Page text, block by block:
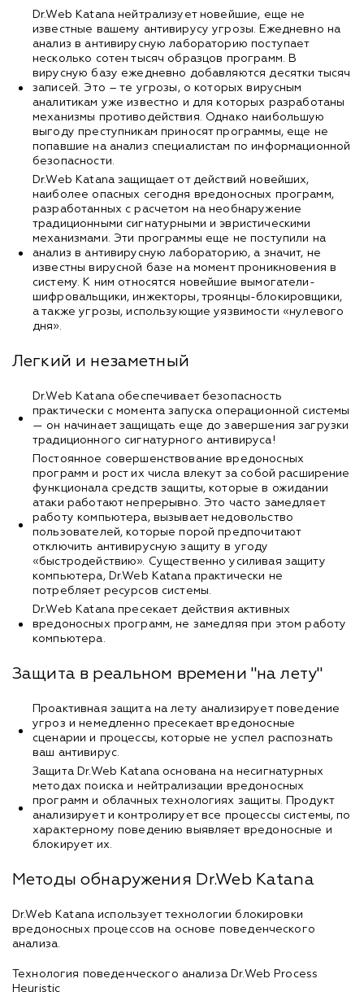
Dr.Web Katana нейтрализует новейшие, еще не
известные вашему антивирусу угрозы. Ежедневно на
анализ в антивирусную лабораторию поступает
несколько сотен тысяч образцов программ. В
вирусную базу ежедневно добавляются десятки тысяч
записей. Это – те угрозы, о которых вирусным
аналитикам уже известно и для которых разработаны
механизмы противодействия. Однако наибольшую
выгоду преступникам приносят программы, еще не
попавшие на анализ специалистам по информационной
безопасности.
Dr.Web Katana защищает от действий новейших,
наиболее опасных сегодня вредоносных программ,
разработанных с расчетом на необнаружение
традиционными сигнатурными и эвристическими
механизмами. Эти программы еще не поступили на
анализ в антивирусную лабораторию, а значит, не
известны вирусной базе на момент проникновения в
систему. К ним относятся новейшие вымогатели-
шифровальщики, инжекторы, троянцы-блокировщики,
а также угрозы, использующие уязвимости «нулевого
дня».
Легкий и незаметный
Dr.Web Katana обеспечивает безопасность
практически с момента запуска операционной системы
— он начинает защищать еще до завершения загрузки
традиционного сигнатурного антивируса!
Постоянное совершенствование вредоносных
программ и рост их числа влекут за собой расширение
функционала средств защиты, которые в ожидании
атаки работают непрерывно. Это часто замедляет
работу компьютера, вызывает недовольство
пользователей, которые порой предпочитают
отключить антивирусную защиту в угоду
«быстродействию». Существенно усиливая защиту
компьютера, Dr.Web Katana практически не
потребляет ресурсов системы.
Dr.Web Katana пресекает действия активных
вредоносных программ, не замедляя при этом работу
компьютера.
Защита в реальном времени "на лету"
Проактивная защита на лету анализирует поведение
угроз и немедленно пресекает вредоносные
сценарии и процессы, которые не успел распознать
ваш антивирус.
Защита Dr.Web Katana основана на несигнатурных
методах поиска и нейтрализации вредоносных
программ и облачных технологиях защиты. Продукт
анализирует и контролирует все процессы системы, по
характерному поведению выявляет вредоносные и
блокирует их.
Методы обнаружения Dr.Web Katana
Dr.Web Katana использует технологии блокировки
вредоносных процессов на основе поведенческого
анализа.
Технология поведенческого анализа Dr.Web Process
Heuristic